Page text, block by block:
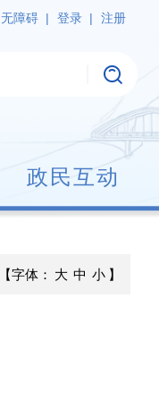
无障碍 | 登录 | 注册
政民互动
【字体： 大 中 小 】